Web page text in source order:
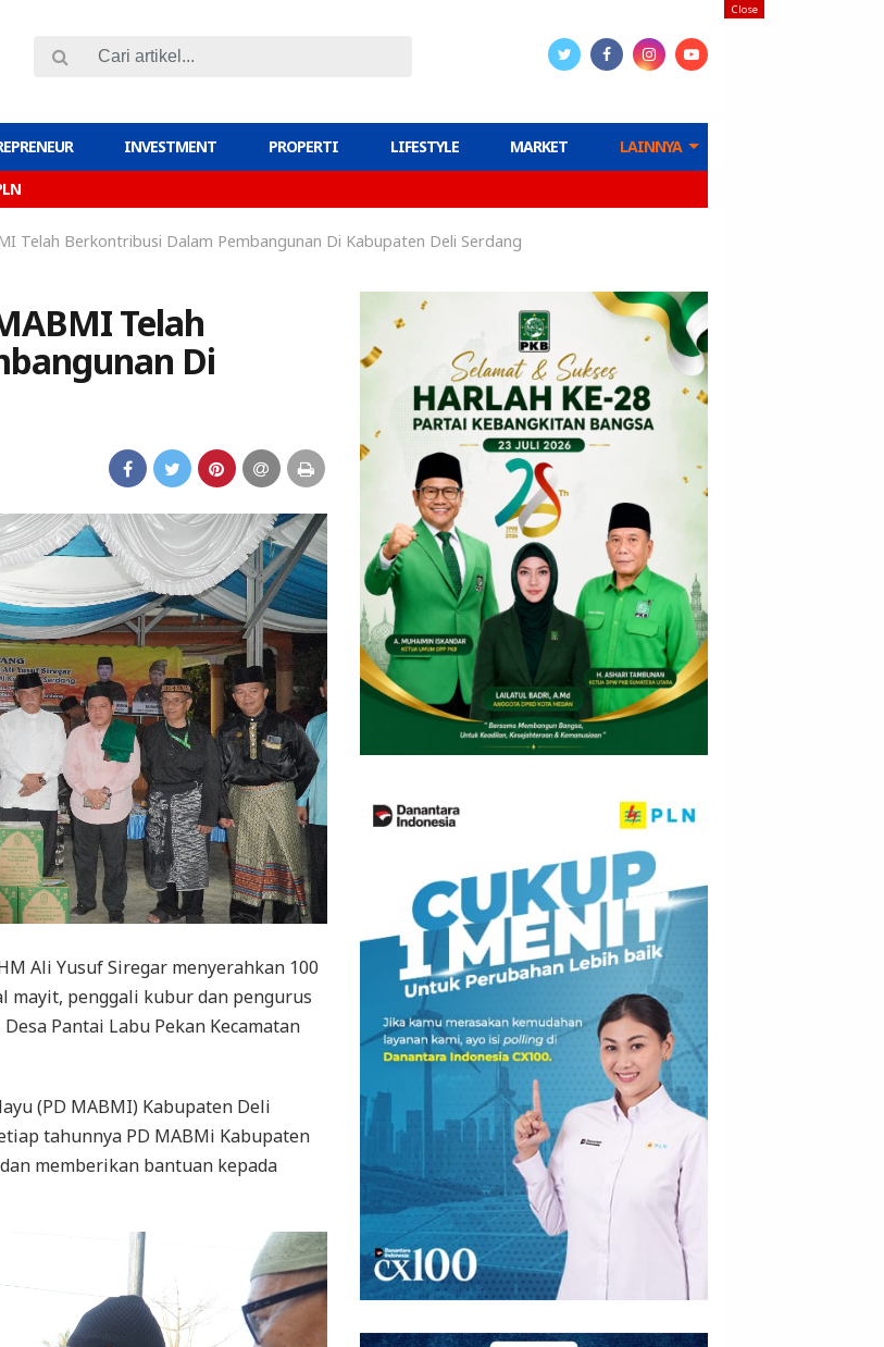
INVESTMENT PROPERTI LIFESTYLE MARKET LAINNYA
Close
Telah Berkontribusi Dalam Pembangunan Di Kabupaten Deli Serdang
Telah
Di
Ali Yusuf Siregar menyerahkan 100
mayit, penggali kubur dan pengurus
Pantai Labu Pekan Kecamatan
(PD MABMI) Kabupaten Deli
tahunnya PD MABMi Kabupaten
memberikan bantuan kepada